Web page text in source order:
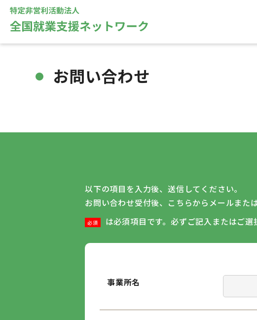
お問い合わせ
以下の項目を入力後、送信してください。
お問い合わせ受付後、こちらからメールまた
必須 は必須項目です。必ずご記入またはご選
事業所名